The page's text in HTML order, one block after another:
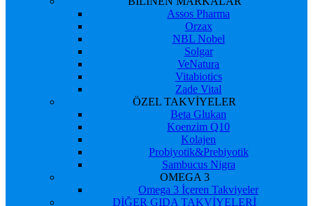
Assos Pharma
Orzax
NBL Nobel
Solgar
VeNatura
Vitabiotics
Zade Vital
ÖZEL TAKVİYELER
Beta Glukan
Koenzim Q10
Kolajen
Probiyotik&Prebiyotik
Sambucus Nigra
OMEGA 3
Omega 3 İçeren Takviyeler
DİĞER GIDA TAKVİYELERİ